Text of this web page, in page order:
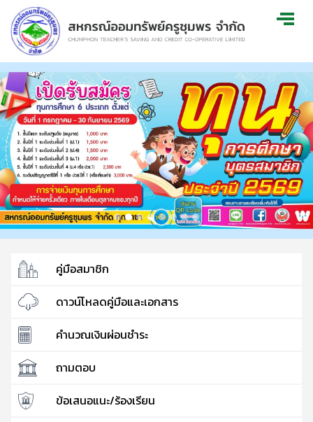
คู่มือสมาชิก
ดาวน์โหลดคู่มือและเอกสาร
คำนวณเงินผ่อนชำระ
ถามตอบ
ข้อเสนอแนะ/ร้องเรียน